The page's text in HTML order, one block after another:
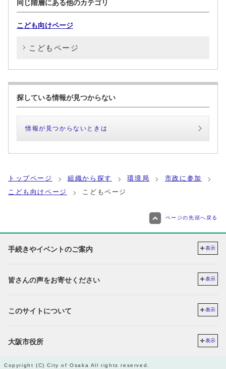
同じ階層にある他のカテゴリ
こども向けページ
こどもページ
探している情報が見つからない
情報が見つからないときは
トップページ 組織から探す 環境局
市政に参加
こども向けページ
こどもページ
ページの先頭へ戻る
手続きやイベントのご案内 表示
皆さんの声をお寄せください 表示
このサイトについて 表示
大阪市役所 表示
Copyright (C) City of Osaka All rights reserved.